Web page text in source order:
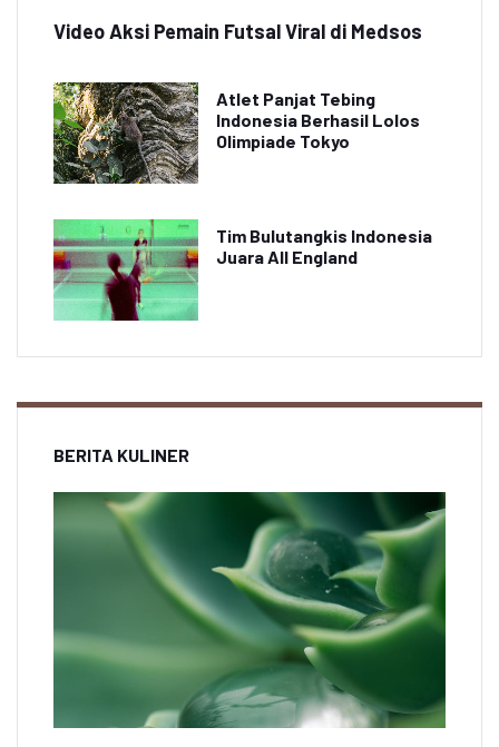
Video Aksi Pemain Futsal Viral di Medsos
Atlet Panjat Tebing
Indonesia Berhasil Lolos
Olimpiade Tokyo
Tim Bulutangkis Indonesia
Juara All England
BERITA KULINER